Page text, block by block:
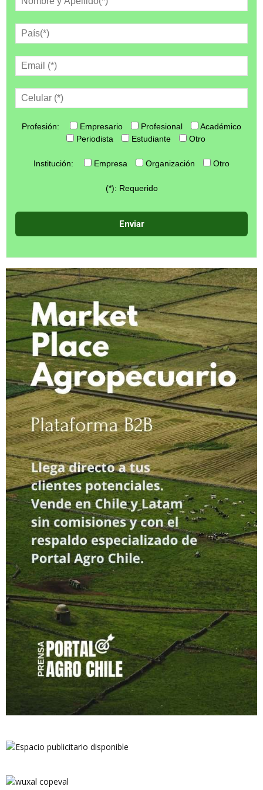
Profesión: Empresario Profesional
Académico
Periodista
Estudiante Otro
Institución: Empresa Organización Otro
(*): Requerido